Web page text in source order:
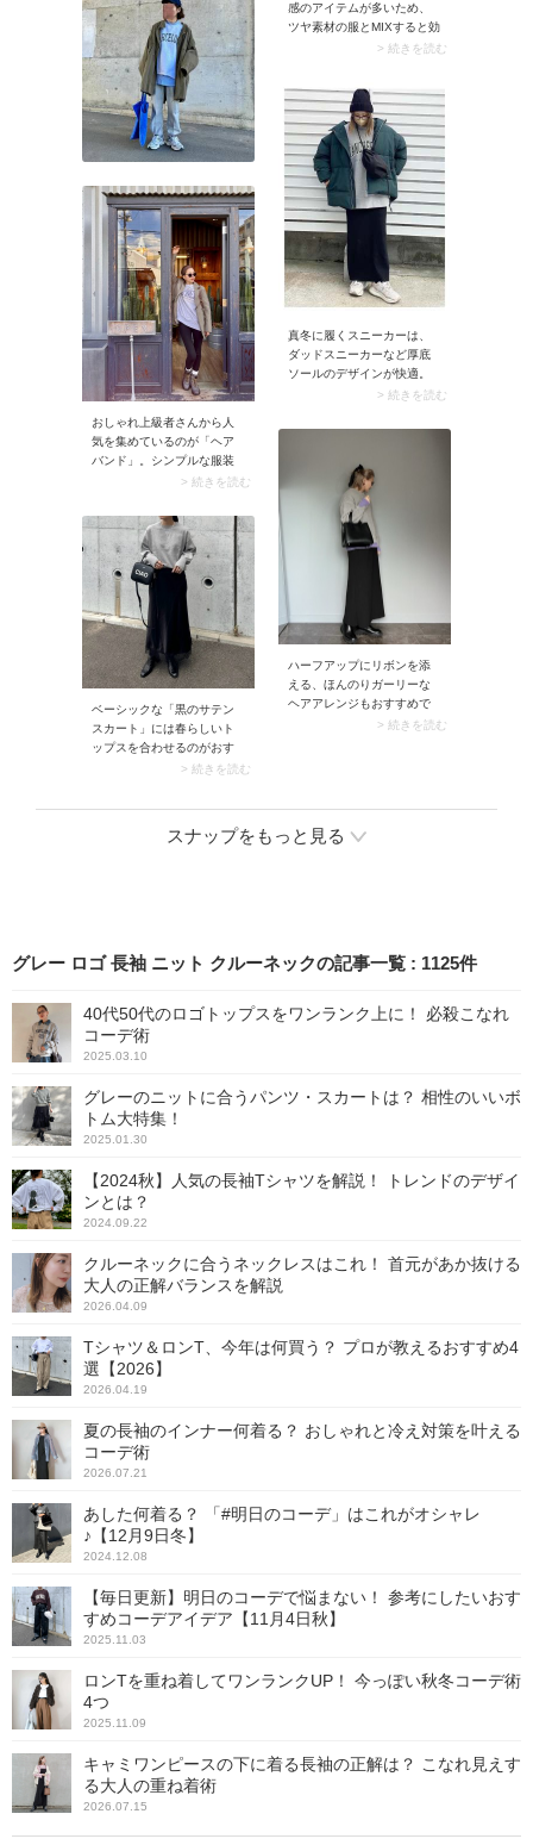
ートなルックスに。大人っ
ぽいIラインのスカートがデ
ート感たっぷりに決まりま
す。
感のアイテムが多いため、
ツヤ素材の服とMIXすると効
果的。スナップのようなロ
わせてスタイリング。大人
ならではのリッチなムード
と奥行きが生まれます。
> 続きを読む
真冬に履くスニーカーは、
ダッドスニーカーなど厚底
ソールのデザインが快適。
クッション性のよさはもち
から、1足持っていると便利
ッドスニーカーなら服装を
選ばず合わせやすいです
> 続きを読む
おしゃれ上級者さんから人
気を集めているのが「ヘア
バンド」。シンプルな服装
の日こそ効果を発揮しま
程よいアクセントになり、
ダウンスタイルに取り入れ
れば一気にトレンド感のあ
る表情に。モード派さんに
もカジュアル派さんにもマ
ッチし、1点持っておくとコ
ーデの幅が広がりますよ。
> 続きを読む
ハーフアップにリボンを添
える、ほんのりガーリーな
ヘアアレンジもおすすめで
す。ハイトーンのシャープ
キャッチーなスタイリング
> 続きを読む
ベーシックな「黒のサテン
スカート」には春らしいト
ップスを合わせるのがおす
すめ。スナップのようにス
足元がブーツでも時期外れ
> 続きを読む
スナップをもっと見る
グレー ロゴ 長袖 ニット クルーネックの記事一覧 : 1125件
40代50代のロゴトップスをワンランク上に！ 必殺こなれ
コーデ術
2025.03.10
グレーのニットに合うパンツ・スカートは？ 相性のいいボ
トム大特集！
2025.01.30
【2024秋】人気の長袖Tシャツを解説！ トレンドのデザイ
ンとは？
2024.09.22
クルーネックに合うネックレスはこれ！ 首元があか抜ける
大人の正解バランスを解説
2026.04.09
Tシャツ＆ロンT、今年は何買う？ プロが教えるおすすめ4
選【2026】
2026.04.19
夏の長袖のインナー何着る？ おしゃれと冷え対策を叶える
コーデ術
2026.07.21
あした何着る？ 「#明日のコーデ」はこれがオシャレ
♪【12月9日冬】
2024.12.08
【毎日更新】明日のコーデで悩まない！ 参考にしたいおす
すめコーデアイデア【11月4日秋】
2025.11.03
ロンTを重ね着してワンランクUP！ 今っぽい秋冬コーデ術
4つ
2025.11.09
キャミワンピースの下に着る長袖の正解は？ こなれ見えす
る大人の重ね着術
2026.07.15